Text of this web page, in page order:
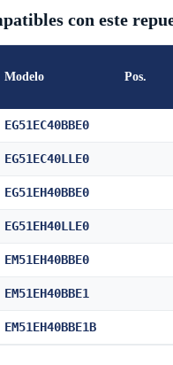
con este
Modelo Pos.
EG51EC40BBE0
EG51EC40LLE0
EG51EH40BBE0
EG51EH40LLE0
EM51EH40BBE0
EM51EH40BBE1
EM51EH40BBE1B